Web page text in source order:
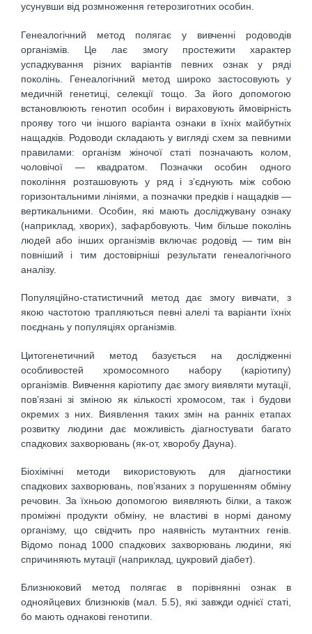
усу­нувши від розмноження гетерозиготних особин.
Генеалогічний метод полягає у вивченні родоводів
організмів. Це лає змогу простежити характер
успадкування різних варіантів певних ознак у ряді
поколінь. Генеалогічний метод широко застосовують у
медичній генетиці, селекції тощо. За його допомогою
встановлюють генотип особин і вираховують ймовірність
прояву того чи іншого варіанта ознаки в їхніх майбутніх
нащадків. Родоводи складають у вигляді схем за певними
правилами: організм жіночої статі позначають колом,
чоловічої — квадратом. Позначки особин одного
покоління розташовують у ряд і з’єднують між собою
горизонтальними лініями, а позначки предків і нащадків —
вертикальними. Особин, які мають досліджувану ознаку
(наприклад, хворих), зафарбовують. Чим більше поколінь
людей або інших організмів включає родовід — тим він
повніший і тим достовірніші результати генеалогічного
аналізу.
Популяційно-статистичний метод дає змогу вивчати, з
якою частотою трапляються певні алелі та варіанти їхніх
поєднань у популяціях організмів.
Цитогенетичний метод базується на дослідженні
особливостей хромосомного набору (каріотипу)
організмів. Вивчення каріотипу дає змогу виявляти мутації,
пов’язані зі зміною як кількості хромосом, так і будови
окремих з них. Виявлення таких змін на ранніх етапах
розвитку людини дає можливість діагностувати багато
спадкових захворювань (як-от, хворобу Дауна).
Біохімічні методи використовують для діагностики
спадкових захворю­вань, пов’язаних з порушенням обміну
речовин. За їхньою допомогою виявляють білки, а також
проміжні продукти обміну, не властиві в нормі да­ному
організму, що свідчить про наявність мутантних генів.
Відомо понад 1000 спадкових захворювань людини, які
спричиняють мутації (наприклад, цукровий діабет).
Близнюковий метод полягає в порівнянні ознак в
однояйцевих близ­нюків (мал. 5.5), які завжди однієї статі,
бо мають однакові генотипи.